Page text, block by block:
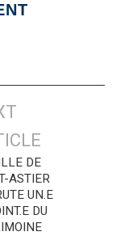
DE
ASTIER
UN.E
DU